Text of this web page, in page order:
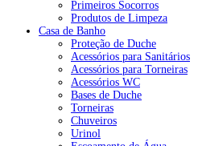
Primeiros Socorros
Produtos de Limpeza
Casa de Banho
Proteção de Duche
Acessórios para Sanitários
Acessórios para Torneiras
Acessórios WC
Bases de Duche
Torneiras
Chuveiros
Urinol